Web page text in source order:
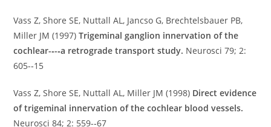
Vass Z, Shore SE, Nuttall AL, Jancso G, Brechtelsbauer PB,
Miller JM (1997)Trigeminal ganglion innervation of the
cochlear-­‐-­‐a retrograde transport study. Neurosci 79; 2:
605-­‐15
Vass Z, Shore SE, Nuttall AL, Miller JM (1998) Direct evidence
of trigeminal innervation of the cochlear blood vessels.
Neurosci 84; 2: 559-­‐67